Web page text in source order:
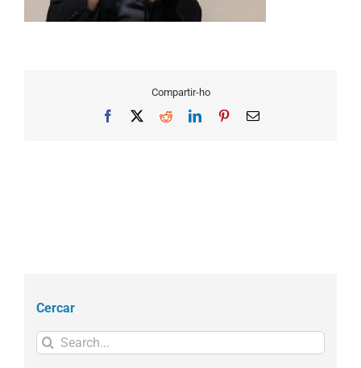
Compartir-ho
Facebook RedditLinkedInPinterestEmail
Cercar
Search
for: